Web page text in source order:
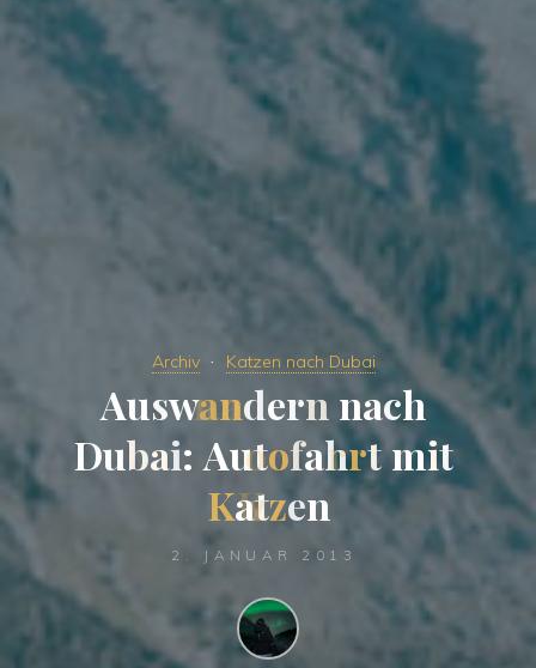
Archiv Katzen nach Dubai
Auswandern nach
Dubai: Autofahrtmit
Katzen
2. JANUAR 2013